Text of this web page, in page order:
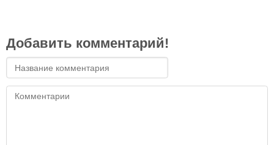
Добавить комментарий!